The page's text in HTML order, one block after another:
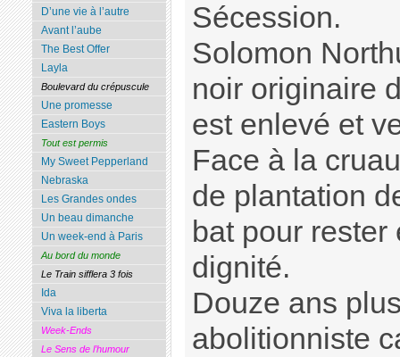
Sécession.
Solomon
noir originaire
est enlevé et
Face à la
de plantation
bat pour
dignité.
Douze ans
abolitionniste
D’une vie à l’autre
Avant l’aube
The Best Offer
Layla
Boulevard du crépuscule
Une promesse
Eastern Boys
Tout est permis
My Sweet Pepperland
Nebraska
Les Grandes ondes
Un beau dimanche
Un week-end à Paris
Au bord du monde
Le Train sifflera 3 fois
Ida
Viva la liberta
Week-Ends
Le Sens de l’humour